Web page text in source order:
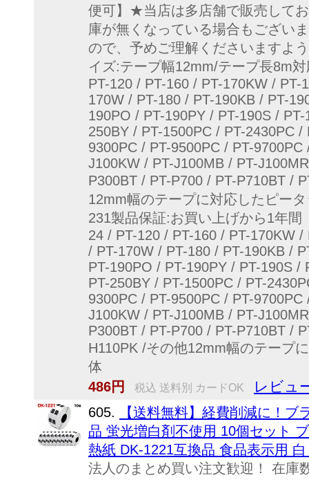
便可】★当店は多店舗で販売して
庫が無くなっている場合もござい
ので、予めご理解くださいますよ
イズ:テープ幅12mm/テープ長8m
PT-120 / PT-160 / PT-170KW /
170W / PT-180 / PT-190KB / PT-
190PO / PT-190PY / PT-190S /
250BY / PT-1500PC / PT-2430PC
9300PC / PT-9500PC / PT-
J100KW / PT-J100MB / PT-
P300BT / PT-P700 / PT-P710BT /
12mm幅のテープに対応したピー
231製品保証:お買い上げから1年
24 / PT-120 / PT-160 / PT-170KW
/ PT-170W / PT-180 / PT-190KB /
PT-190PO / PT-190PY / PT-190S /
PT-250BY / PT-1500PC / PT-
9300PC / PT-9500PC / PT-
J100KW / PT-J100MB / PT-
P300BT / PT-P700 / PT-P710BT /
H110PK /その他12mm幅のテープ
体
486円
税込 送料別 カードOK レビュ
605.
【送料無料】経費削減に！
品 蛍光増白剤不使用 10個セット
熱紙 DK-1221互換品 食品表示用
法人のまとめ買い注文歓迎！ 在庫